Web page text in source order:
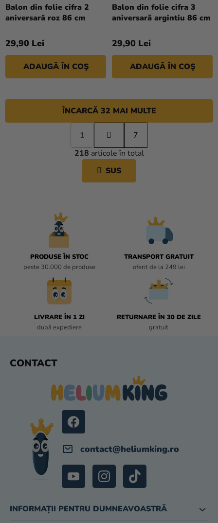
Balon din folie cifra 2
aniversară roz 86 cm
29,90 Lei
ADAUGĂ ÎN COŞ
Balon din folie cifra 3
aniversară argintiu 86 cm
29,90 Lei
ADAUGĂ ÎN COŞ
C
O
N
T
ÎNCARCĂ 32 MAI MULTE
P
a
g
i
a
r
1
7
218 articole în total
SUS
PRODUSE ÎN STOC
peste 30.000 de produse
TRANSPORT GRATUIT
oferit de la 249 lei
LIVRARE ÎN 1 ZI
după expediere
RETURNARE ÎN 30 DE ZILE
gratuit
CONTACT
contact@heliumking.ro
INFORMAȚII PENTRU DUMNEAVOASTRĂ